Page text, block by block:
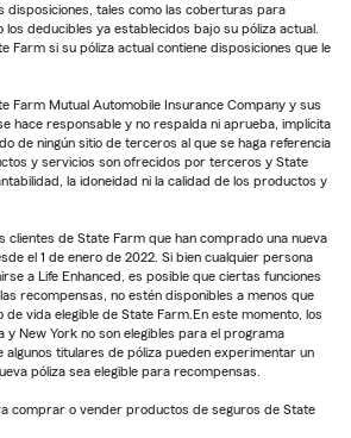
disposiciones, tales como las coberturas para
deducibles ya establecidos bajo su póliza actual.
Farm si su póliza actual contiene disposiciones que le
Farm Mutual Automobile Insurance Company y sus
hace responsable y no respalda ni aprueba, implícita
de ningún sitio de terceros al que se haga referencia
y servicios son ofrecidos por terceros y State
la idoneidad ni la calidad de los productos y
clientes de State Farm que han comprado una nueva
el 1 de enero de 2022. Si bien cualquier persona
a Life Enhanced, es posible que ciertas funciones
recompensas, no estén disponibles a menos que
de vida elegible de State Farm.En este momento, los
y New York no son elegibles para el programa
algunos titulares de póliza pueden experimentar un
póliza sea elegible para recompensas.
comprar o vender productos de seguros de State